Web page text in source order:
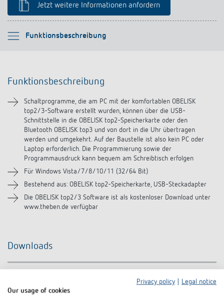
Jetzt weitere Informationen anfordern
Funktionsbeschreibung
Bitte auswählen
Funktionsbeschreibung
Schaltprogramme, die am PC mit der komfortablen OBELISK
top2/3-Software erstellt wurden, können über die USB-
Schnittstelle in die OBELISK top2-Speicherkarte oder den
Bluetooth OBELISK top3 und von dort in die Uhr übertragen
werden und umgekehrt. Auf der Baustelle ist also kein PC oder
Laptop erforderlich. Die Programmierung sowie der
Programmausdruck kann bequem am Schreibtisch erfolgen
Für Windows Vista/7/8/10/11 (32/64 Bit)
Bestehend aus: OBELISK top2-Speicherkarte, USB-Steckadapter
Die OBELISK top2/3 Software ist als kostenloser Download unter
www.theben.de verfügbar
Downloads
Privacy policy
Legal notice
Our usage of cookies